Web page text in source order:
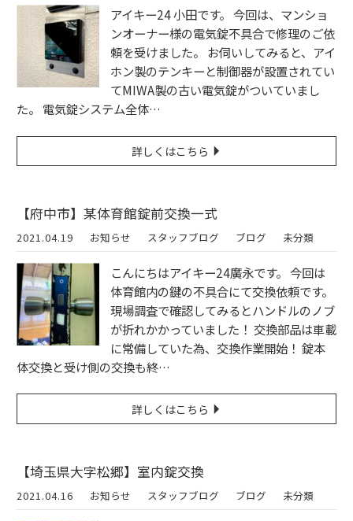
アイキー24 小田です。 今回は、マンショ
ンオーナー様の電気錠不具合で修理のご依
頼を受けました。 お伺いしてみると、アイ
ホン製のテンキーと制御器が設置されてい
てMIWA製の古い電気錠がついていまし
た。 電気錠システム全体…
詳しくはこちら
【府中市】某体育館錠前交換一式
2021.04.19 お知らせ スタッフブログ ブログ 未分類
こんにちはアイキー24廣永です。 今回は
体育館内の鍵の不具合にて交換依頼です。
現場調査で確認してみるとハンドルのノブ
が折れかかっていました！ 交換部品は車載
に常備していた為、交換作業開始！ 錠本
体交換と受け側の交換も終…
詳しくはこちら
【埼玉県大字松郷】室内錠交換
2021.04.16 お知らせ スタッフブログ ブログ 未分類